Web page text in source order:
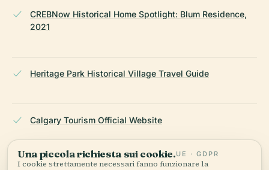
CREBNow Historical Home Spotlight: Blum Residence,
2021
Heritage Park Historical Village Travel Guide
Calgary Tourism Official Website
Sketchfab 3D Model of Blum Residence
Una piccola richiesta sui cookie.UE · GDPR
I cookie strettamente necessari fanno funzionare la